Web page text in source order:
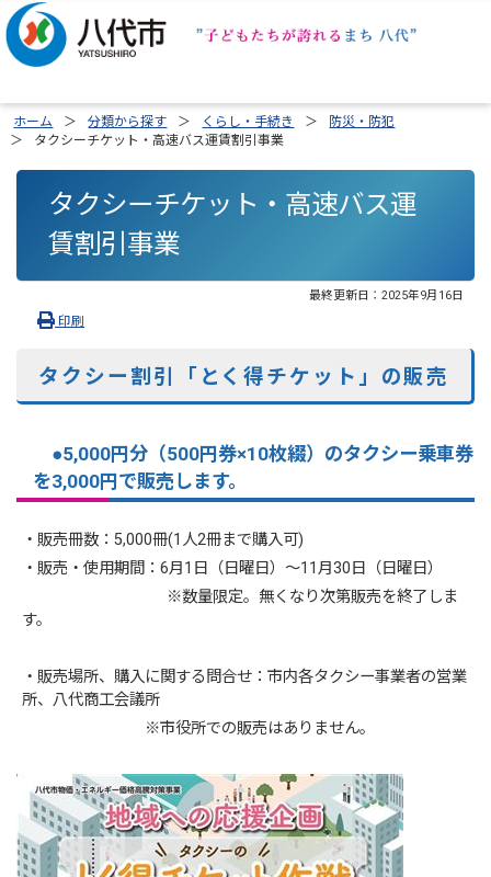
ホーム 分類から探す くらし・手続き
防災・防犯
タクシーチケット・高速バス運賃割引事業
タクシーチケット・高速バス運
賃割引事業
最終更新日： 2025年9月16日
印刷
タクシー割引「とく得チケット」の販売
●5,000円分（500円券×10枚綴）のタクシー乗車券
を3,000円で販売します。
・販売冊数：5,000冊(1人2冊まで購入可)
・販売・使用期間：6月1日（日曜日）～11月30日（日曜日）
※数量限定。無くなり次第販売を終了しま
す。
・販売場所、購入に関する問合せ：市内各タクシー事業者の営業
所、八代商工会議所
※市役所での販売はありません。